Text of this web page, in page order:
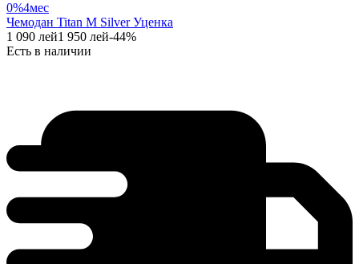
0%4мес
Чемодан Titan M Silver Уценка
1 090 лей1 950 лей-44%
Есть в наличии